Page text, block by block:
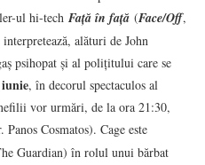
ul hi-tech Față în față (Face/Off,
alături de John
psihopat și al polițitului care se
, în decorul spectaculos al
vor urmări, de la ora 21:30,
Panos Cosmatos). Cage este
Guardian) în rolul unui bărbat